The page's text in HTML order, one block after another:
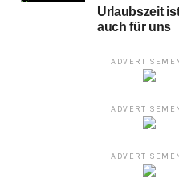
Urlaubszeit
auch für uns